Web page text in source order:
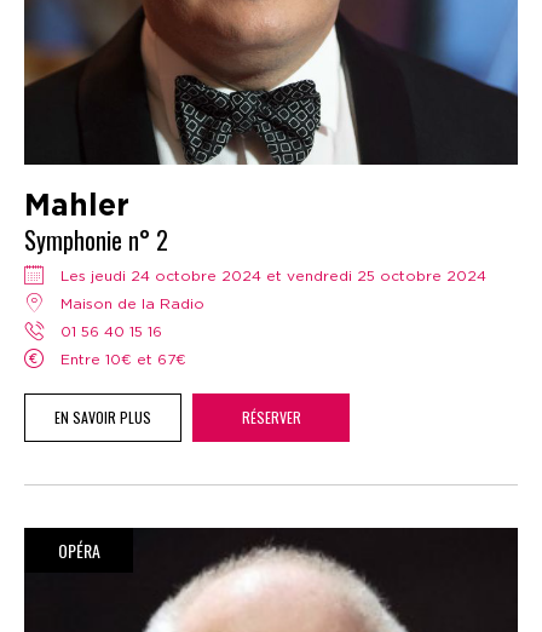
Mahler
Symphonie n° 2
Les jeudi 24 octobre 2024 et vendredi 25 octobre 2024
Maison de la Radio
01 56 40 15 16
Entre 10€ et 67€
EN SAVOIR PLUS RÉSERVER
OPÉRA